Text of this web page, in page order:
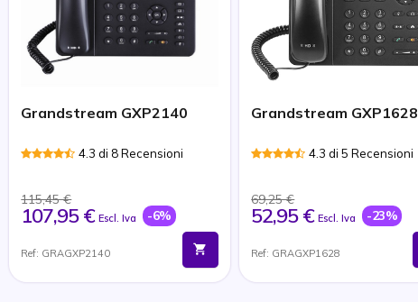
Grandstream GXP2140
4.3 di 8 Recensioni
115,45 €
107,95 € Escl. Iva -6%
Ref: GRAGXP2140
Grandstream GXP1628
4.3 di 5 Recensioni
69,25 €
52,95 € Escl. Iva -23%
Ref: GRAGXP1628